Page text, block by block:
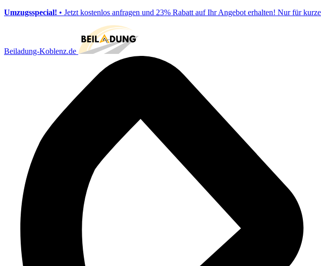
Umzugsspecial! • Jetzt kostenlos anfragen und 23% Rabatt auf Ihr Angebot erhalten! Nur für
Beiladung-Koblenz.de